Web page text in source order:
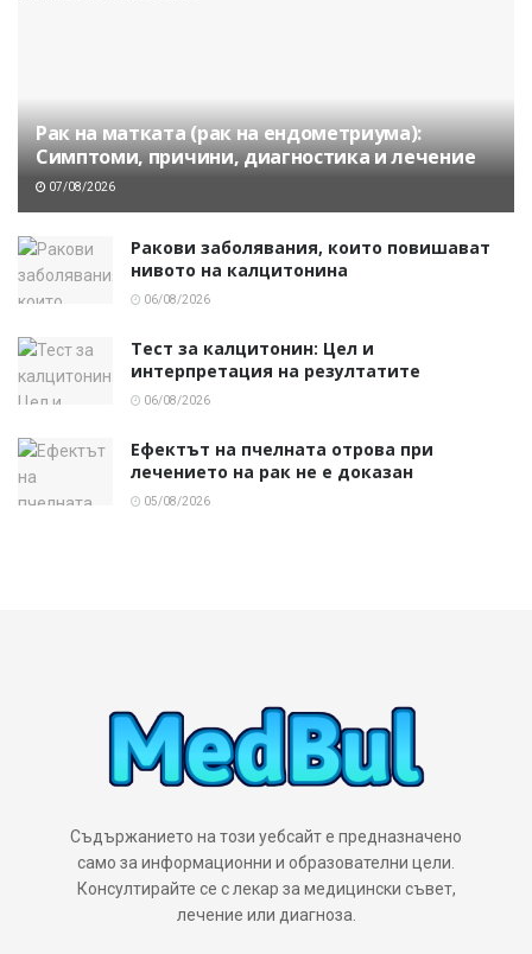
Рак на матката (рак на ендометриума):
Симптоми, причини, диагностика и лечение
07/08/2026
Ракови заболявания, които повишават
нивото на калцитонина
06/08/2026
Тест за калцитонин: Цел и
интерпретация на резултатите
06/08/2026
Ефектът на пчелната отрова при
лечението на рак не е доказан
05/08/2026
Съдържанието на този уебсайт е предназначено
само за информационни и образователни цели.
Консултирайте се с лекар за медицински съвет,
лечение или диагноза.